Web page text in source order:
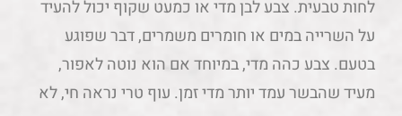
לחות טבעית. צבע לבן מדי או כמעט שקוף יכול להעיד
על השרייה במים או חומרים משמרים, דבר שפוגע
בטעם. צבע כהה מדי, במיוחד אם הוא נוטה לאפור,
מעיד שהבשר עמד יותר מדי זמן. עוף טרי נראה חי, לא